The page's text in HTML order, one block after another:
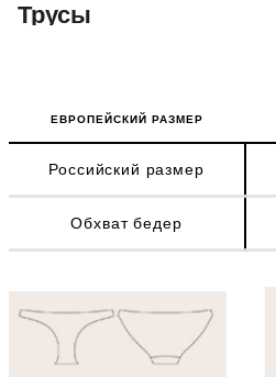
Трусы
ЕВРОПЕЙСКИЙ РАЗМЕР
Российский размер
Обхват бедер